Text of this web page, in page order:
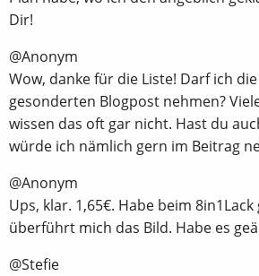
Dir!
@Anonym
Wow, danke für die Liste! Darf ich
gesonderten Blogpost nehmen?
wissen das oft gar nicht. Hast du
würde ich nämlich gern im Beitrag
@Anonym
Ups, klar. 1,65€. Habe beim
überführt mich das Bild. Habe es
@Stefie